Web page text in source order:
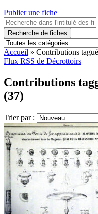
Publier une fiche
Recherche de fiches
Accueil » Contributions
Flux RSS de Décrottoirs
Contributions
(37)
Trier par :